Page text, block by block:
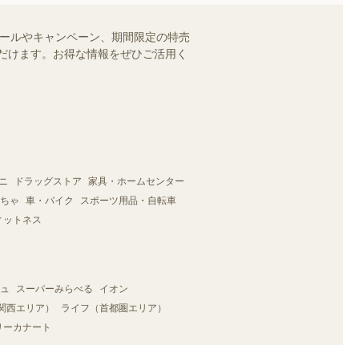
ルやキャンペーン、期間限定の特売
ます。お得な情報をぜひご活用く
ドラッグストア
家具・ホームセンター
ゃ 車・バイク
スポーツ用品・自転車
ットネス
スーパーみらべる
イオン
西エリア）
ライフ（首都圏エリア）
ーカナート